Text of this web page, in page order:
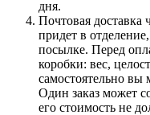
дня.
Почтовая доставка
придет в
посылке. Перед
коробки: вес,
самостоятельно вы
Один заказ может
его стоимость не